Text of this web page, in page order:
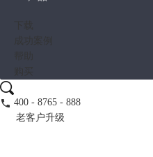
400 - 8765 - 888
老客户升级